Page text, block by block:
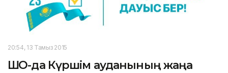
20:54, 13 Тамыз 2015
ШҚО-да Күршім ауданының жаңа